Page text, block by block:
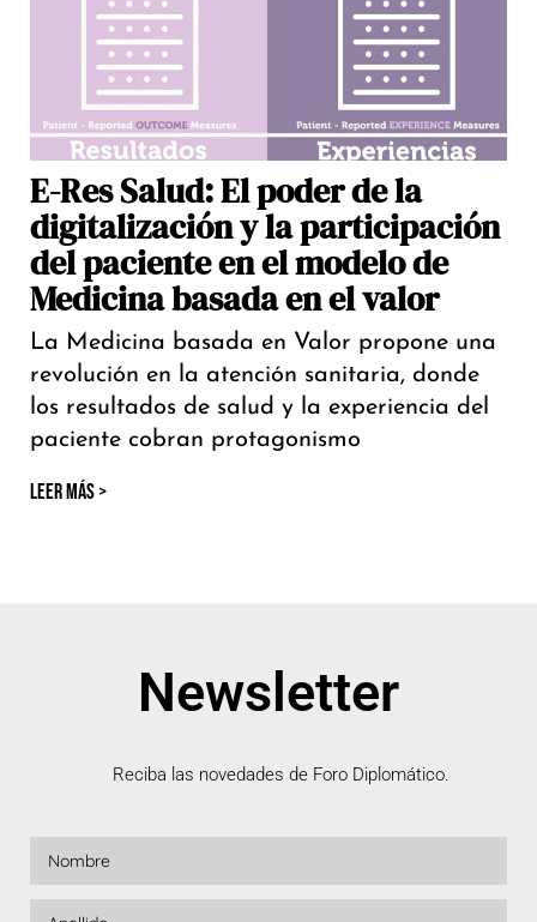
E-Res Salud: El poder de la
digitalización y la participación
del paciente en el modelo de
Medicina basada en el valor
La Medicina basada en Valor propone una
revolución en la atención sanitaria, donde
los resultados de salud y la experiencia del
paciente cobran protagonismo
LEER MÁS >
Newsletter
Reciba las novedades de Foro Diplomático.